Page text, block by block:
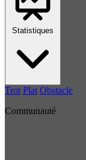
Statistiques
Trot Plat Obstacle
Communauté